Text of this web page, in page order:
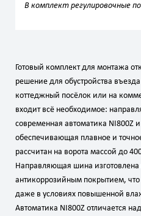
В комплект регулировочные
Готовый комплект для монтажа
решение для обустройства
коттеджный посёлок или на
входит всё необходимое:
современная автоматика NI800Z
обеспечивающая плавное и
рассчитан на ворота массой до
Направляющая шина изготовлена
антикоррозийным покрытием, что
даже в условиях повышенной
Автоматика NI800Z отличается